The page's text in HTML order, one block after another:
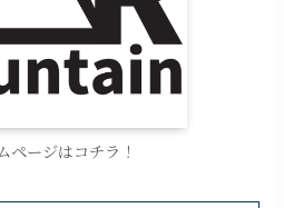
ページはコチラ！